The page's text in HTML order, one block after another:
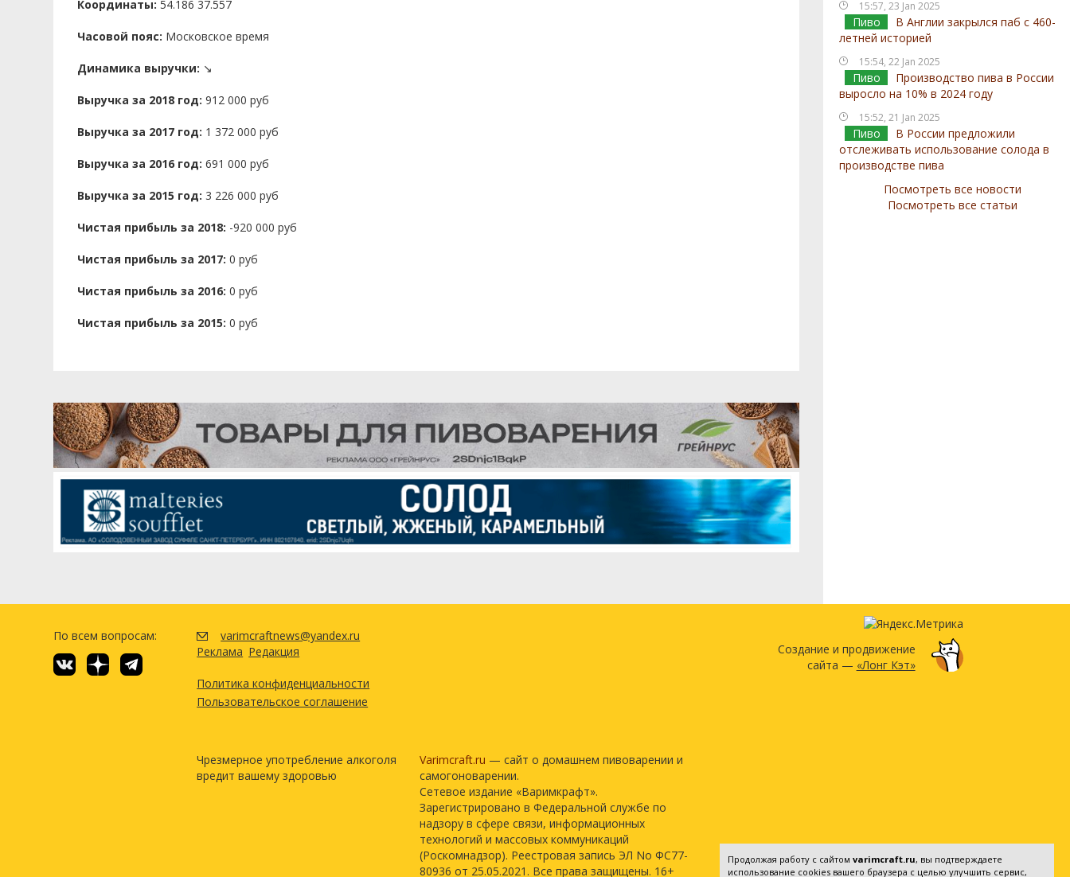
15:57, 23 Jan 2025
Пиво
В Англии закрылся паб с 460-
летней историей
15:54, 22 Jan 2025
Пиво
Производство пива в России
выросло на 10% в 2024 году
15:52, 21 Jan 2025
Пиво
В России предложили
отслеживать использование солода в
производстве пива
Посмотреть все новости
Посмотреть все статьи
Координаты: 54.186 37.557
Часовой пояс: Московское время
Динамика выручки: ↘
Выручка за 2018 год: 912 000 руб
Выручка за 2017 год: 1 372 000 руб
Выручка за 2016 год: 691 000 руб
Выручка за 2015 год: 3 226 000 руб
Чистая прибыль за 2018: -920 000 руб
Чистая прибыль за 2017: 0 руб
Чистая прибыль за 2016: 0 руб
Чистая прибыль за 2015: 0 руб
По всем вопросам:
varimcraftnews@yandex.ru
Реклама Редакция
Политика конфиденциальности
Пользовательское соглашение
Чрезмерное употребление алкоголя
вредит вашему здоровью
Varimcraft.ru — сайт о домашнем пивоварении и
самогоноварении.
Сетевое издание «Варимкрафт».
Зарегистрировано в Федеральной службе по
надзору в сфере связи, информационных
технологий и массовых коммуникаций
(Роскомнадзор). Реестровая запись ЭЛ No ФС77-
80936 от 25.05.2021. Все права защищены. 16+
Создание и продвижение
сайта — «Лонг Кэт»
Продолжая работу с сайтом varimcraft.ru, вы подтверждаете
использование cookies вашего браузера с целью улучшить сервис,